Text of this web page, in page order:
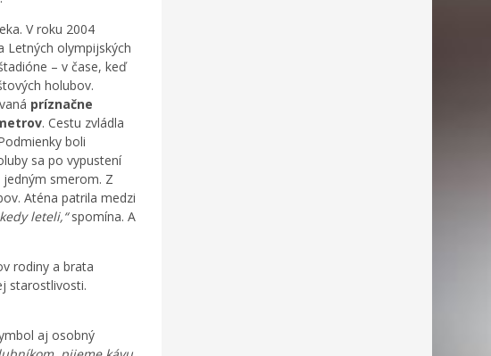
V roku 2004
Letných olympijských
– v čase, keď
holubov.
príznačne
. Cestu zvládla
boli
sa po vypustení
smerom. Z
Aténa patrila medzi
leteli,“spomína. A
rodiny a brata
starostlivosti.
aj osobný